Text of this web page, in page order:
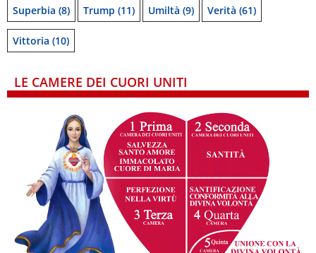
Superbia (8) Trump (11) Umiltà (9) Verità (61)
Vittoria (10)
LE CAMERE DEI CUORI UNITI